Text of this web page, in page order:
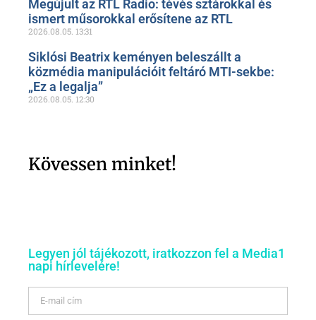
Megújult az RTL Radio: tévés sztárokkal és
ismert műsorokkal erősítene az RTL
2026.08.05. 13:31
Siklósi Beatrix keményen beleszállt a
közmédia manipulációit feltáró MTI-sekbe:
„Ez a legalja”
2026.08.05. 12:30
Kövessen minket!
Legyen jól tájékozott, iratkozzon fel a Media1
napi hírlevelére!